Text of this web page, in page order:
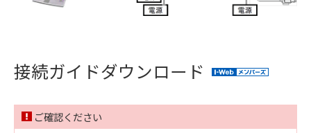
接続ガイドダウンロード
ご確認ください